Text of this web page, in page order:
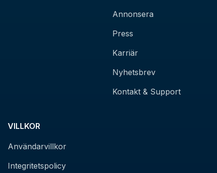
Annonsera
Press
Karriär
Nyhetsbrev
Kontakt & Support
VILLKOR
Användarvillkor
Integritetspolicy